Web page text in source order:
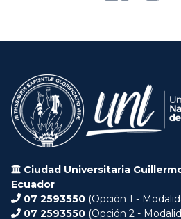
Ciudad Universitaria
Ecuador
07 2593550 (Opción 1 -
07 2593550 (Opción 2 -